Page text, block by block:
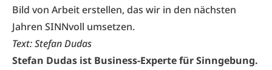
Bild von Arbeit erstellen, das wir in den nächsten
Jahren SINNvoll umsetzen.
Text: Stefan Dudas
Stefan Dudas ist Business-Experte für Sinngebung.